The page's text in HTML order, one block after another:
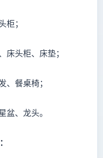
柜；
床头柜、床垫；
、餐桌椅；
盆、龙头。